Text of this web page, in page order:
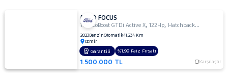
FORD FOCUS
1.0 EcoBoost GTDi Active X,122Hp, Hatchback 5 Kapı
2023BenzinOtomatik41.234 Km
İzmir
1.500.000 TL Karşılaştır
Garantili %1,99 Faiz Fırsatı